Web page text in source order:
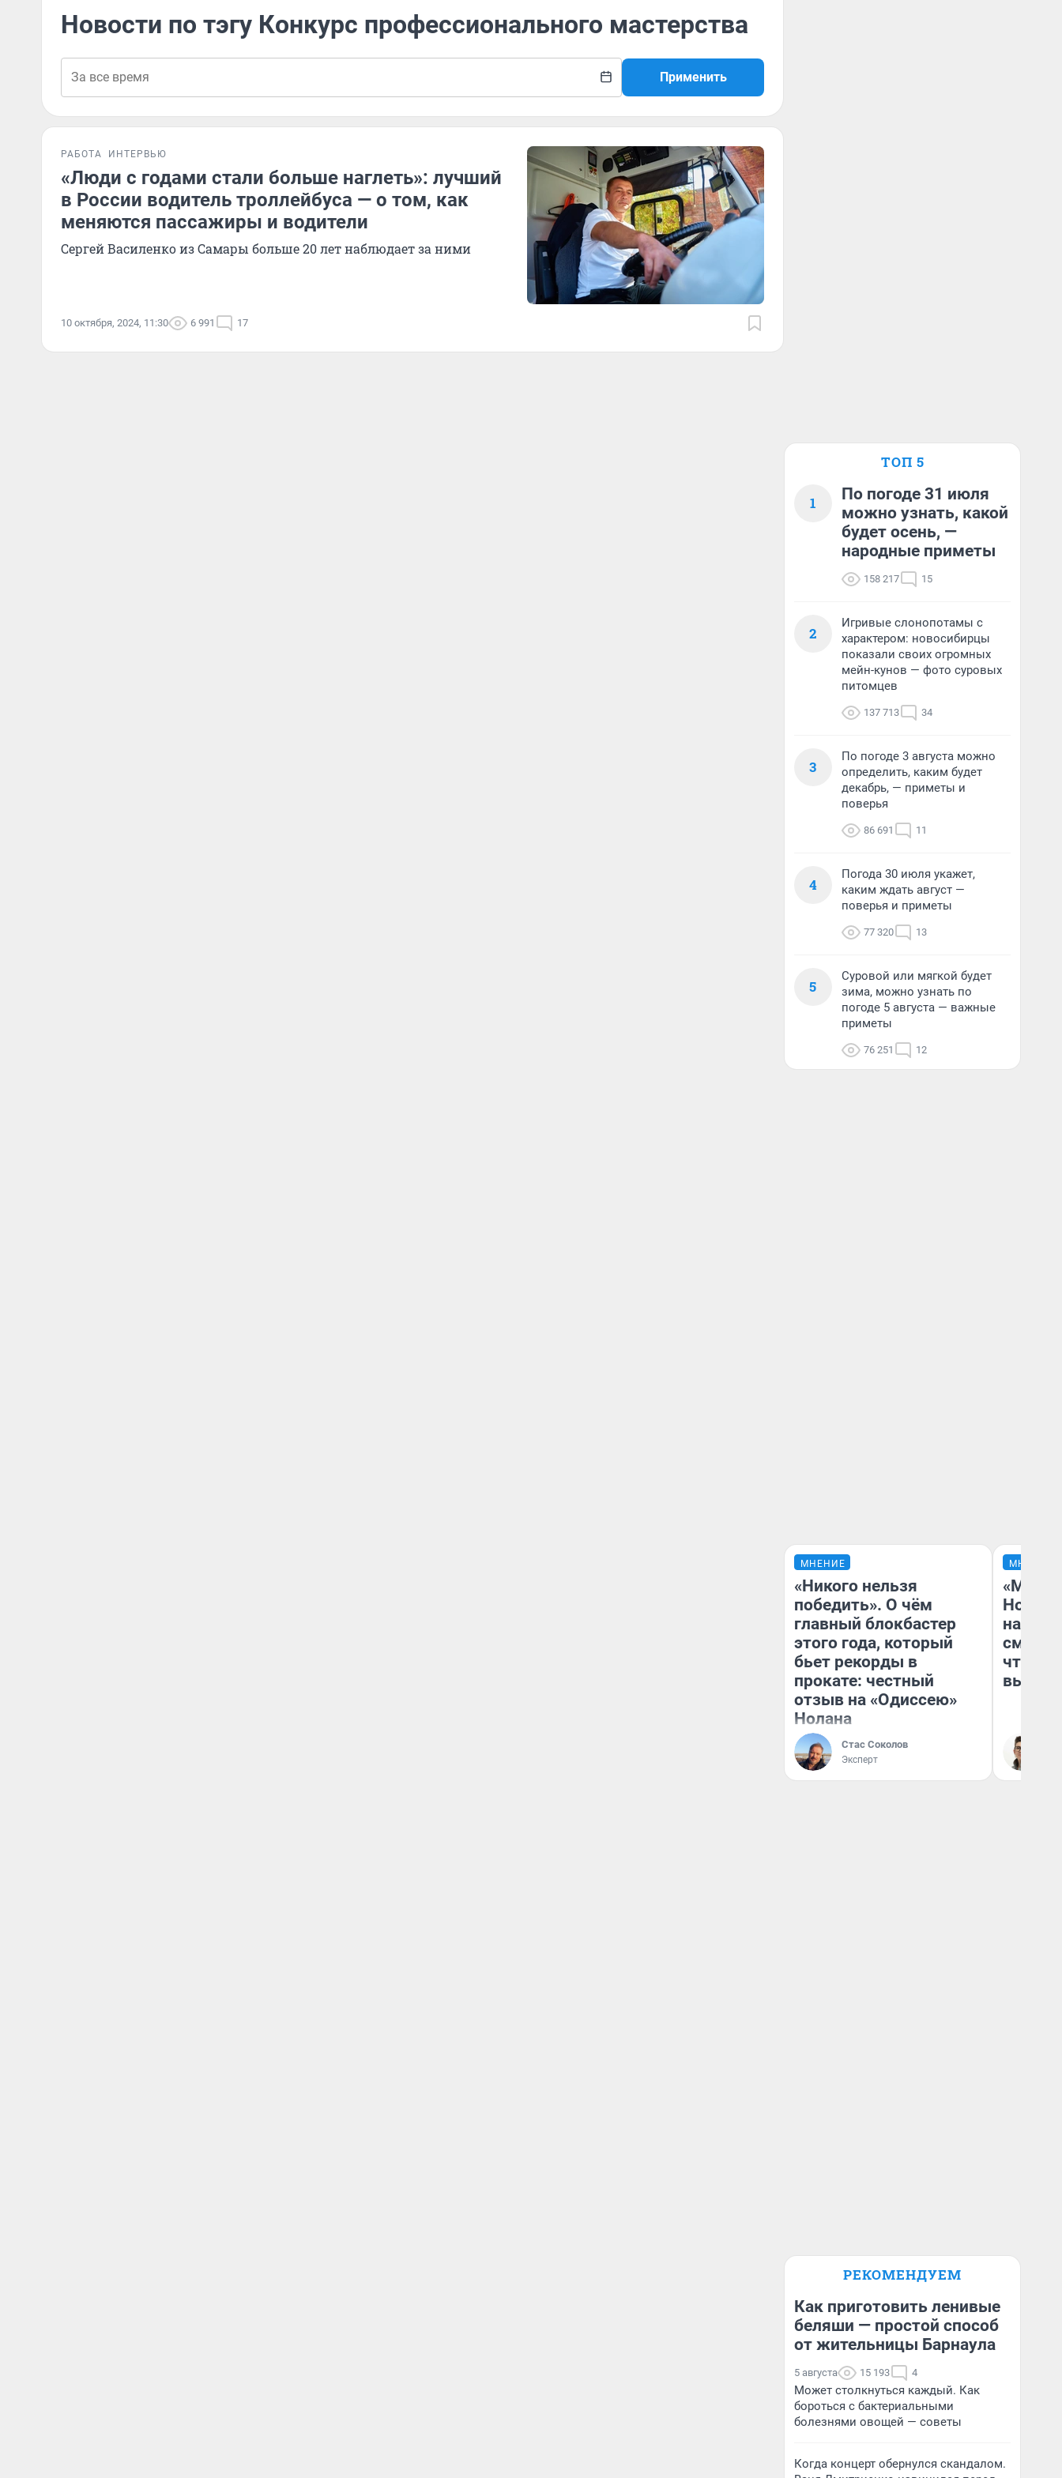
Новости по тэгу Конкурс профессионального мастерства
Применить
РАБОТА ИНТЕРВЬЮ
«Люди с годами стали больше наглеть»: лучший
в России водитель троллейбуса — о том, как
меняются пассажиры и водители
Сергей Василенко из Самары больше 20 лет наблюдает за ними
10 октября, 2024, 11:30 6 991 17
ТОП 5
1
По погоде 31 июля
можно узнать, какой
будет осень, —
народные приметы
158 217 15
2
Игривые слонопотамы с
характером: новосибирцы
показали своих огромных
мейн-кунов — фото суровых
питомцев
137 713 34
3
По погоде 3 августа можно
определить, каким будет
декабрь, — приметы и
поверья
86 691 11
4
Погода 30 июля укажет,
каким ждать август —
поверья и приметы
77 320 13
5
Суровой или мягкой будет
зима, можно узнать по
погоде 5 августа — важные
приметы
76 251 12
МНЕНИЕ
«Никого нельзя
победить». О чём
главный блокбастер
этого года, который
бьет рекорды в
прокате: честный
отзыв на «Одиссею»
Нолана
Стас Соколов
Эксперт
МНЕНИЕ
«Мы
чтобы
РЕКОМЕНДУЕМ
Как приготовить ленивые
беляши — простой способ
от жительницы Барнаула
5 августа 15 193 4
Может столкнуться каждый. Как
бороться с бактериальными
болезнями овощей — советы
Когда концерт обернулся скандалом.